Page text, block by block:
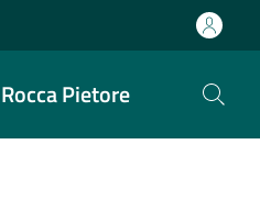
Pietore